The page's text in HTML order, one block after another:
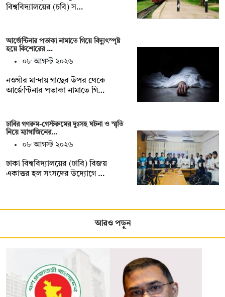
বিশ্ববিদ্যালয়ের (চবি) স…
আর্জেন্টিনার পতাকা নামাতে গিয়ে বিদ্যুৎস্পৃষ্ট
হয়ে কিশোরের …
০৮ আগস্ট ২০২৬
নওগাঁর মান্দায় গাছের উপর থেকে
আর্জেন্টিনার পতাকা নামাতে গি…
ঢাবির গণরুম-গেস্টরুমের দুঃসহ ঘটনা ও স্মৃতি
নিয়ে ম্যাগাজিনের…
০৮ আগস্ট ২০২৬
ঢাকা বিশ্ববিদ্যালয়ের (ঢাবি) বিজয়
একাত্তর হল সংসদের উদ্যোগে …
আরও পড়ুন